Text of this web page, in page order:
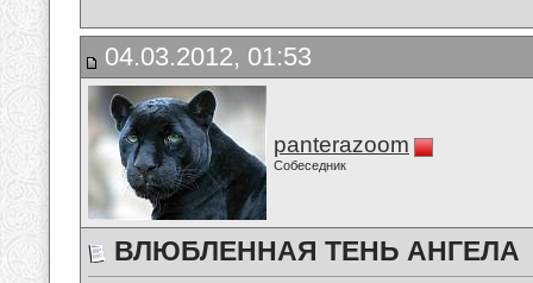
04.03.2012, 01:53
panterazoom
Собеседник
ВЛЮБЛЕННАЯ ТЕНЬ АНГЕЛА